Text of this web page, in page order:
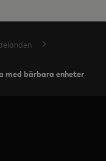
med bärbara enheter